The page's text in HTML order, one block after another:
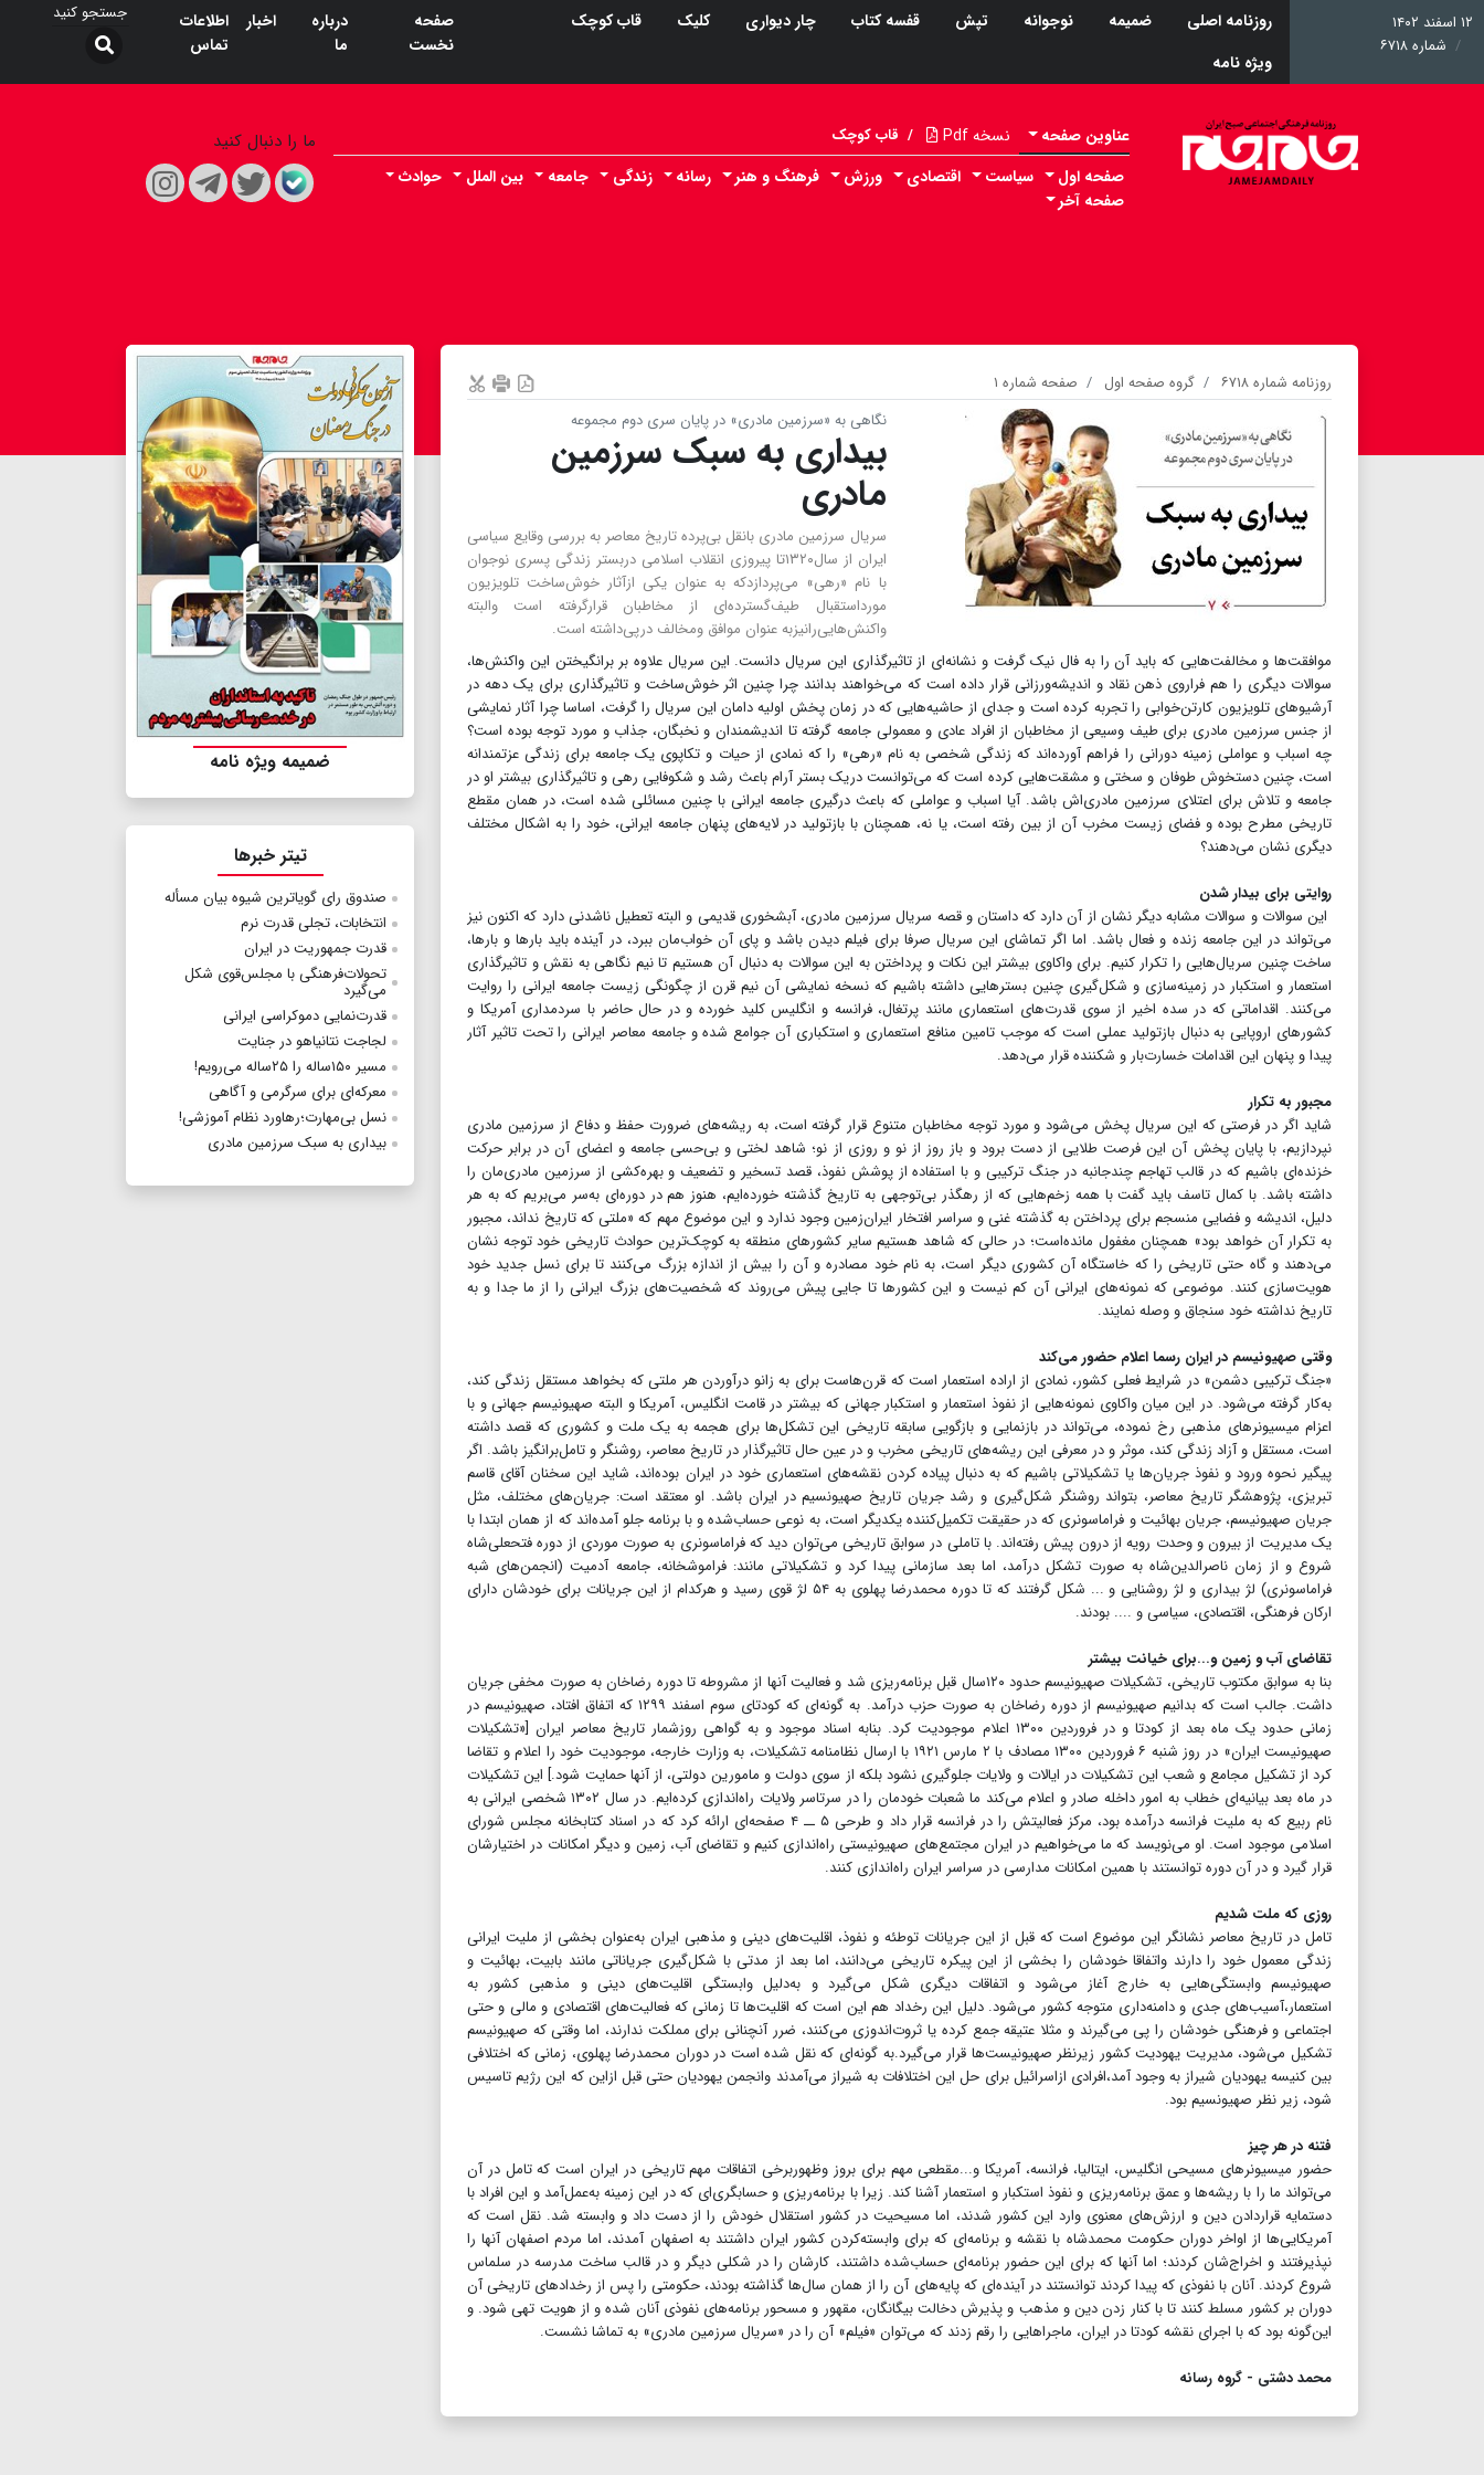
۱۲ اسفند ۱۴۰۲
شماره ۶۷۱۸
روزنامه اصلی ضمیمه نوجوانه تپش قفسه کتاب چار دیواری کلیک
قاب کوچک
ویژه نامه
صفحه
نخست
درباره
ما
اخبار
اطلاعات
تماس
عناوین صفحه نسخه Pdf / قاب کوچک
صفحه اول سیاست اقتصادی ورزش فرهنگ و هنر رسانه زندگی جامعه بین الملل
حوادث
صفحه آخر
ما را دنبال کنید
روزنامه شماره ۶۷۱۸ گروه صفحه اول
صفحه شماره ۱
نگاهی به «سرزمین مادری» در پایان سری دوم مجموعه
بیداری به سبک سرزمین
مادری
سریال سرزمین مادری بانقل بی‌پرده تاریخ معاصر به بررسی وقایع سیاسی
ایران از سال۱۳۲۰تا پیروزی انقلاب اسلامی دربستر زندگی پسری نوجوان
با نام «رهی» می‌پردازدکه به عنوان یکی ازآثار خوش‌ساخت تلویزیون
مورداستقبال طیف‌گسترده‌ای از مخاطبان قرارگرفته است والبته
واکنش‌هایی‌رانیزبه عنوان موافق ومخالف درپی‌داشته است.
موافقت‌ها و مخالفت‌هایی که باید آن را به فال نیک گرفت و نشانه‌ای از تاثیرگذاری این سریال دانست. این سریال علاوه بر برانگیختن این واکنش‌ها،
سوالات دیگری را هم فراروی ذهن نقاد و اندیشه‌ورزانی قرار داده است که می‌خواهند بدانند چرا چنین اثر خوش‌ساخت و تاثیرگذاری برای یک دهه در
آرشیو‌های تلویزیون کارتن‌خوابی را تجربه کرده است و جدای از حاشیه‌هایی که در زمان پخش اولیه دامان این سریال را گرفت، اساسا چرا آثار نمایشی
از جنس‌ سرزمین مادری‌ برای طیف وسیعی از مخاطبان از افراد عادی و معمولی جامعه گرفته تا اندیشمندان و نخبگان، جذاب و مورد توجه بوده است؟
چه اسباب و عواملی زمینه دورانی را فراهم آورده‌اند که زندگی شخصی به نام «رهی» را که نمادی از حیات و تکاپوی یک جامعه برای زندگی عزتمندانه
است، چنین دستخوش طوفان و سختی و مشقت‌هایی کرده است که می‌توانست دریک بستر آرام باعث رشد و شکوفایی ‌رهی‌ و تاثیرگذاری بیشتر او در
جامعه و تلاش برای اعتلای سرزمین مادری‌اش باشد. آیا اسباب و عواملی که باعث درگیری جامعه ایرانی با چنین مسائلی شده است، در همان مقطع
تاریخی مطرح بوده و فضای زیست مخرب آن از بین رفته است، یا نه، همچنان با بازتولید در لایه‌های پنهان جامعه ایرانی، خود را به اشکال مختلف
دیگری نشان می‌دهند؟
روایتی برای بیدار شدن‌
این سوالات و سوالات مشابه دیگر نشان از آن دارد که داستان و قصه سریال سرزمین مادری، آبشخوری قدیمی و البته تعطیل ناشدنی دارد که اکنون نیز
می‌تواند در این جامعه زنده و فعال باشد. اما اگر تماشای این سریال صرفا برای فیلم دیدن باشد و پای آن خواب‌مان ببرد، در آینده باید بارها و بارها،
ساخت چنین سریال‌هایی را تکرار کنیم. برای واکاوی بیشتر این نکات و پرداختن به این سوالات به دنبال آن هستیم تا نیم ‌نگاهی به نقش و تاثیرگذاری
استعمار و استکبار در زمینه‌سازی و شکل‌گیری چنین بسترهایی داشته باشیم که نسخه نمایشی آن نیم قرن از چگونگی زیست جامعه ایرانی را روایت
می‌کنند. اقداماتی که در سده اخیر از سوی قدرت‌های استعماری مانند پرتغال، فرانسه و انگلیس کلید خورده و در حال حاضر با سردمداری آمریکا و
کشورهای اروپایی به دنبال بازتولید عملی است که موجب تامین منافع استعماری و استکباری آن جوامع شده و جامعه معاصر ایرانی را تحت تاثیر آثار
پیدا و پنهان این اقدامات خسارت‌بار و شکننده قرار می‌دهد.
مجبور به تکرار
شاید اگر در فرصتی که این سریال پخش می‌شود و مورد توجه مخاطبان متنوع قرار گرفته است، به ریشه‌های ضرورت حفظ و دفاع از سرزمین مادری
نپردازیم، با پایان پخش آن این فرصت طلایی از دست برود و باز روز از نو و روزی از نو؛ شاهد لختی و بی‌حسی جامعه و اعضای آن در برابر حرکت
خزنده‌ای باشیم که در قالب تهاجم چند‌جانبه در جنگ ترکیبی و با استفاده از پوشش نفوذ، قصد تسخیر و تضعیف و بهره‌کشی از سرزمین مادری‌مان را
داشته باشد. با کمال تاسف باید گفت با همه زخم‌هایی که از رهگذر بی‌توجهی به تاریخ گذشته خورده‌ایم، هنوز هم در دوره‌ای به‌سر می‌بریم که به هر
دلیل، اندیشه و فضایی منسجم برای پرداختن به گذشته غنی و سراسر افتخار ایران‌زمین وجود ندارد و این موضوع مهم که «ملتی که تاریخ نداند، مجبور
به تکرار آن خواهد بود» همچنان مغفول مانده‌است؛ در حالی که شاهد هستیم سایر کشورهای منطقه به کوچک‌ترین حوادث تاریخی خود توجه نشان
می‌دهند و گاه حتی تاریخی را که خاستگاه آن کشوری دیگر است،‌ به نام خود مصادره و آن را بیش از اندازه بزرگ می‌کنند تا برای نسل جدید خود
هویت‌سازی کنند. موضوعی که نمونه‌های ایرانی آن کم نیست و این کشورها تا جایی پیش می‌روند که شخصیت‌های بزرگ ایرانی را از ما جدا و به
تاریخ نداشته خود سنجاق و وصله نمایند.
وقتی صهیونیسم در ایران رسما اعلام حضور می‌کند
«جنگ ترکیبی دشمن» در شرایط فعلی کشور، نمادی از اراده استعمار است که قرن‌هاست برای به زانو درآوردن هر ملتی که بخواهد مستقل زندگی کند،
به‌کار گرفته می‌شود. در این میان واکاوی نمونه‌هایی از نفوذ استعمار و استکبار جهانی که بیشتر در قامت انگلیس، آمریکا و البته صهیونیسم جهانی و با
اعزام میسیونرهای مذهبی رخ نموده، می‌تواند در بازنمایی و بازگویی سابقه تاریخی این تشکل‌ها برای هجمه به یک ملت و کشوری که قصد داشته
است، مستقل و آزاد زندگی کند، موثر و در معرفی این ریشه‌های تاریخی مخرب و در عین حال تاثیرگذار در تاریخ معاصر، روشنگر و تامل‌برانگیز باشد. اگر
پیگیر نحوه ورود و نفوذ جریان‌ها یا تشکیلاتی باشیم که به دنبال پیاده کردن نقشه‌های استعماری خود در ایران بوده‌اند، شاید این سخنان آقای قاسم
تبریزی، پژوهشگر تاریخ معاصر، بتواند روشنگر شکل‌گیری و رشد جریان تاریخ صهیونسیم در ایران باشد. او معتقد است: جریان‌های مختلف، مثل
جریان صهیونیسم، جریان بهائیت و فراماسونری که در حقیقت تکمیل‌کننده یکدیگر است، به نوعی حساب‌شده و با برنامه جلو آمده‌اند که از همان ابتدا با
یک مدیریت از بیرون و وحدت رویه از درون پیش رفته‌اند. با تاملی در سوابق تاریخی می‌توان دید که فراماسونری به صورت موردی از دوره فتحعلی‌شاه
شروع و از زمان ناصرالدین‌شاه به صورت تشکل درآمد، اما بعد سازمانی پیدا کرد و تشکیلاتی مانند: فراموشخانه، جامعه آدمیت (انجمن‌های شبه
فراماسونری) لژ بیداری و لژ روشنایی و ... شکل گرفتند که تا دوره محمدرضا پهلوی به ۵۴ لژ قوی رسید و هرکدام از این جریانات برای خودشان دارای
ارکان فرهنگی، اقتصادی، سیاسی و .... بودند.
تقاضای آب و زمین و...برای خیانت بیشتر
بنا به سوابق مکتوب تاریخی، تشکیلات صهیونیسم حدود ۱۲۰سال قبل برنامه‌ریزی شد و فعالیت آنها از مشروطه تا دوره رضاخان به صورت مخفی جریان
داشت. جالب است که بدانیم صهیونیسم از دوره رضاخان به صورت حزب درآمد. به گونه‌ای که کودتای سوم اسفند ۱۲۹۹ که اتفاق افتاد، صهیونیسم در
زمانی حدود یک ماه بعد از کودتا و در فروردین ۱۳۰۰ اعلام موجودیت کرد. بنابه اسناد موجود و به گواهی روزشمار تاریخ معاصر ایران [«تشکیلات
صهیونیست ایران» در روز شنبه ۶ فروردین ۱۳۰۰ مصادف با ۲ مارس ۱۹۲۱ با ارسال نظامنامه تشکیلات، به وزارت خارجه، موجودیت خود را اعلام و تقاضا
کرد از تشکیل مجامع و شعب این تشکیلات در ایالات و ولایات جلوگیری نشود بلکه از سوی دولت و مامورین دولتی، از آنها حمایت شود.] این تشکیلات
در ماه بعد بیانیه‌ای خطاب به امور داخله صادر و اعلام می‌کند ما شعبات خودمان را در سرتاسر ولایات راه‌اندازی کرده‌ایم. در سال ۱۳۰۲ شخصی ایرانی به
نام ربیع که به ملیت فرانسه درآمده بود، مرکز فعالیتش را در فرانسه قرار داد و طرحی ۵ ــ ۴ صفحه‌ای ارائه کرد که در اسناد کتابخانه مجلس شورای
اسلامی موجود است. او می‌نویسد که ما می‌خواهیم در ایران مجتمع‌های صهیونیستی راه‌اندازی کنیم و تقاضای آب، زمین و دیگر امکانات در اختیارشان
قرار گیرد و در آن دوره توانستند با همین امکانات مدارسی در سراسر ایران راه‌اندازی کنند.
روزی که ملت شدیم
تامل در تاریخ معاصر نشانگر این موضوع است که قبل از این جریانات توطئه و نفوذ، اقلیت‌های دینی و مذهبی ایران به‌عنوان بخشی از ملیت ایرانی
زندگی معمول خود را دارند واتفاقا خودشان را بخشی از این پیکره تاریخی می‌دانند، اما بعد از مدتی با شکل‌گیری جریاناتی مانند بابیت، بهائیت و
صهیونیسم وابستگی‌هایی به خارج آغاز می‌شود و اتفاقات دیگری شکل می‌گیرد و به‌دلیل وابستگی اقلیت‌های دینی و مذهبی کشور به
استعمار،آسیب‌های جدی و دامنه‌داری متوجه کشور می‌شود. دلیل این رخداد هم این است که اقلیت‌ها تا زمانی که فعالیت‌های اقتصادی و مالی و حتی
اجتماعی و فرهنگی خودشان را پی می‌گیرند و مثلا عتیقه جمع کرده یا ثروت‌اندوزی می‌کنند، ضرر آنچنانی برای مملکت ندارند، اما وقتی که صهیونیسم
تشکیل می‌شود، مدیریت یهودیت کشور زیرنظر صهیونیست‌ها قرار می‌گیرد.به گونه‌ای که نقل شده است در دوران محمدرضا پهلوی، زمانی که اختلافی
بین کنیسه یهودیان شیراز به وجود آمد،افرادی ازاسرائیل برای حل این اختلافات به شیراز می‌آمدند وانجمن یهودیان حتی قبل ازاین که این رژیم تاسیس
شود، زیر نظر صهیونسیم بود.
فتنه در هر چیز
حضور میسیونرهای مسیحی انگلیس، ایتالیا، فرانسه، آمریکا و...مقطعی مهم برای بروز وظهوربرخی اتفاقات مهم تاریخی در ایران است که تامل در آن
می‌تواند ما را با ریشه‌ها و عمق برنامه‌ریزی و نفوذ استکبار و استعمار آشنا کند. زیرا با برنامه‌ریزی و حسابگری‌ای که در این زمینه به‌عمل‌آمد و این افراد با
دستمایه قراردادن دین و ارزش‌های معنوی وارد این کشور شدند، اما مسیحیت در کشور استقلال خودش را از دست داد و وابسته شد. نقل است که
آمریکایی‌ها از اواخر دوران حکومت محمدشاه با نقشه و برنامه‌ای که برای وابسته‌کردن کشور ایران داشتند به اصفهان آمدند، اما مردم اصفهان آنها را
نپذیرفتند و اخراج‌شان کردند؛ اما آنها که برای این حضور برنامه‌ای حساب‌شده داشتند، کارشان را در شکلی دیگر و در قالب ساخت مدرسه در سلماس
شروع کردند. آنان با نفوذی که پیدا کردند توانستند در آینده‌ای که پایه‌های آن را از همان سال‌ها گذاشته بودند، حکومتی را پس از رخدادهای تاریخی آن
دوران بر کشور مسلط کنند تا با کنار زدن دین و مذهب و پذیرش دخالت بیگانگان، مقهور و مسحور برنامه‌های نفوذی آنان شده و از هویت تهی شود. و
این‌گونه بود که با اجرای نقشه کودتا در ایران، ماجراهایی را رقم زدند که می‌توان «فیلم» آن را در «سریال سرزمین مادری» به تماشا نشست.
محمد دشتی - گروه رسانه
ضمیمه ویژه نامه
تیتر خبرها
صندوق رای گویاترین شیوه بیان مسأله
انتخابات، تجلی قدرت نرم
قدرت جمهوریت در ایران
تحولات‌فرهنگی با مجلس‌قوی شکل
می‌گیرد
قدرت‌نمایی دموکراسی ایرانی
لجاجت نتانیاهو در جنایت
مسیر ۱۵۰ساله را ۲۵ساله می‌رویم!
معرکه‌ای برای سرگرمی و آگاهی
نسل بی‌مهارت؛رهاورد نظام آموزشی!
بیداری به سبک سرزمین مادری